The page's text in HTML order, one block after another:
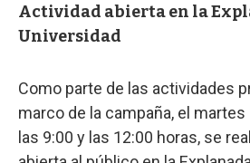
Actividad abierta en la
Universidad
Como parte de las actividades
marco de la campaña, el
las 9:00 y las 12:00 horas, se